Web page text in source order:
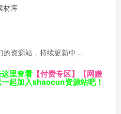
材库
的资源站，持续更新中…
里查看 【付费专区】 【网赚
起加入shaocun资源站吧！